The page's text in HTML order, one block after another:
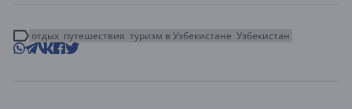
отдых путешествия туризм в Узбекистане Узбекистан